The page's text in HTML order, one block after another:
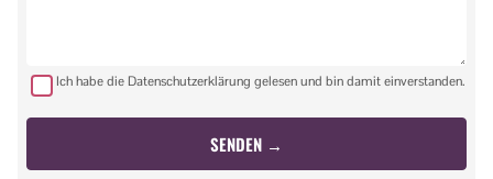
Ich habe die Datenschutzerklärung gelesen und bin damit einverstanden.